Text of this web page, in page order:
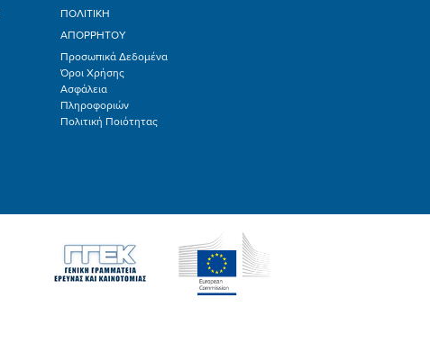
ΠΟΛΙΤΙΚΗ
ΑΠΟΡΡΗΤΟΥ
Προσωπικά Δεδομένα
Όροι Χρήσης
Ασφάλεια
Πληροφοριών
Πολιτική Ποιότητας